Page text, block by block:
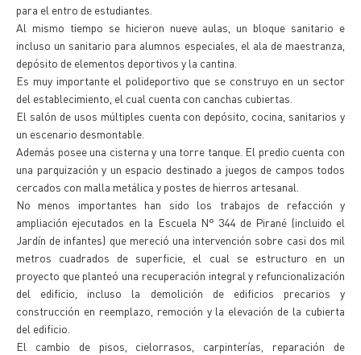
para el entro de estudiantes.
Al mismo tiempo se hicieron nueve aulas, un bloque sanitario e
incluso un sanitario para alumnos especiales, el ala de maestranza,
depósito de elementos deportivos y la cantina.
Es muy importante el polideportivo que se construyo en un sector
del establecimiento, el cual cuenta con canchas cubiertas.
El salón de usos múltiples cuenta con depósito, cocina, sanitarios y
un escenario desmontable.
Además posee una cisterna y una torre tanque. El predio cuenta con
una parquización y un espacio destinado a juegos de campos todos
cercados con malla metálica y postes de hierros artesanal.
No menos importantes han sido los trabajos de refacción y
ampliación ejecutados en la Escuela N° 344 de Pirané (incluido el
Jardín de infantes) que mereció una intervención sobre casi dos mil
metros cuadrados de superficie, el cual se estructuro en un
proyecto que planteó una recuperación integral y refuncionalización
del edificio, incluso la demolición de edificios precarios y
construcción en reemplazo, remoción y la elevación de la cubierta
del edificio.
El cambio de pisos, cielorrasos, carpinterías, reparación de